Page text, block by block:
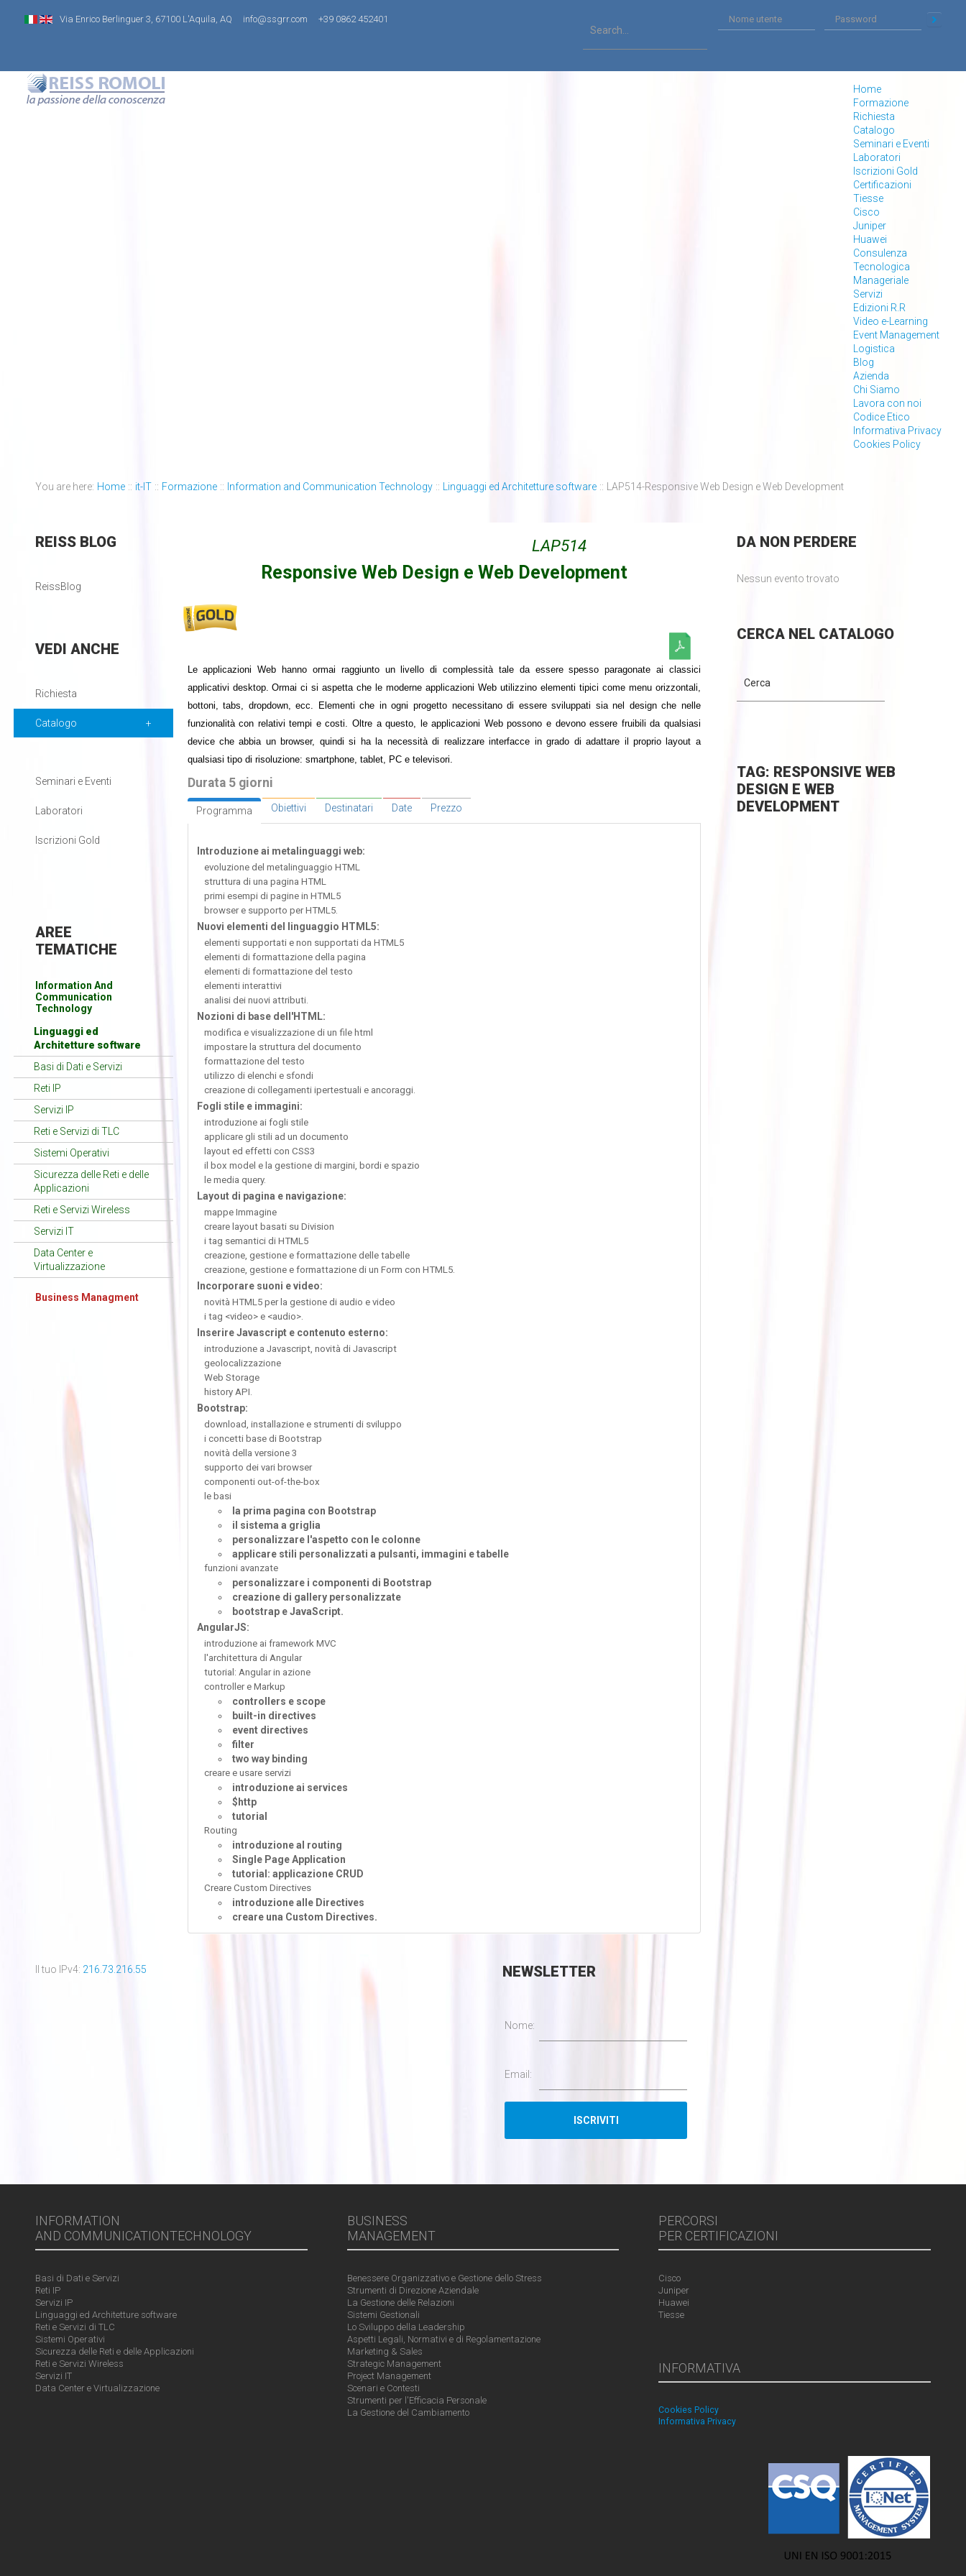
Via Enrico Berlinguer 3, 67100 L'Aquila, AQ info@ssgrr.com +39 0862 452401
Home
Formazione
Richiesta
Catalogo
Seminari e Eventi
Laboratori
Iscrizioni Gold
Certificazioni
Tiesse
Cisco
Juniper
Huawei
Consulenza
Tecnologica
Manageriale
Servizi
Edizioni R.R
Video e-Learning
Event Management
Logistica
Blog
Azienda
Chi Siamo
Lavora con noi
Codice Etico
Informativa Privacy
Cookies Policy
You are here: Home :: it-IT :: Formazione :: Information and Communication Technology :: Linguaggi ed Architetture software :: LAP514-Responsive Web Design e Web Development
LAP514
Responsive Web Design e Web Development
Le applicazioni Web hanno ormai raggiunto un livello di complessità tale da essere spesso paragonate ai classici
applicativi desktop. Ormai ci si aspetta che le moderne applicazioni Web utilizzino elementi tipici come menu orizzontali,
bottoni, tabs, dropdown, ecc. Elementi che in ogni progetto necessitano di essere sviluppati sia nel design che nelle
funzionalità con relativi tempi e costi. Oltre a questo, le applicazioni Web possono e devono essere fruibili da qualsiasi
device che abbia un browser, quindi si ha la necessità di realizzare interfacce in grado di adattare il proprio layout a
qualsiasi tipo di risoluzione: smartphone, tablet, PC e televisori.
Durata 5 giorni
Programma Obiettivi Destinatari Date Prezzo
Introduzione ai metalinguaggi web:
evoluzione del metalinguaggio HTML
struttura di una pagina HTML
primi esempi di pagine in HTML5
browser e supporto per HTML5.
Nuovi elementi del linguaggio HTML5:
elementi supportati e non supportati da HTML5
elementi di formattazione della pagina
elementi di formattazione del testo
elementi interattivi
analisi dei nuovi attributi.
Nozioni di base dell'HTML:
modifica e visualizzazione di un file html
impostare la struttura del documento
formattazione del testo
utilizzo di elenchi e sfondi
creazione di collegamenti ipertestuali e ancoraggi.
Fogli stile e immagini:
introduzione ai fogli stile
applicare gli stili ad un documento
layout ed effetti con CSS3
il box model e la gestione di margini, bordi e spazio
le media query.
Layout di pagina e navigazione:
mappe Immagine
creare layout basati su Division
i tag semantici di HTML5
creazione, gestione e formattazione delle tabelle
creazione, gestione e formattazione di un Form con HTML5.
Incorporare suoni e video:
novità HTML5 per la gestione di audio e video
i tag <video> e <audio>.
Inserire Javascript e contenuto esterno:
introduzione a Javascript, novità di Javascript
geolocalizzazione
Web Storage
history API.
Bootstrap:
download, installazione e strumenti di sviluppo
i concetti base di Bootstrap
novità della versione 3
supporto dei vari browser
componenti out-of-the-box
le basi
la prima pagina con Bootstrap
il sistema a griglia
personalizzare l'aspetto con le colonne
applicare stili personalizzati a pulsanti, immagini e tabelle
funzioni avanzate
personalizzare i componenti di Bootstrap
creazione di gallery personalizzate
bootstrap e JavaScript.
AngularJS:
introduzione ai framework MVC
l'architettura di Angular
tutorial: Angular in azione
controller e Markup
controllers e scope
built-in directives
event directives
filter
two way binding
creare e usare servizi
introduzione ai services
$http
tutorial
Routing
introduzione al routing
Single Page Application
tutorial: applicazione CRUD
Creare Custom Directives
introduzione alle Directives
creare una Custom Directives.
REISSBLOG
ReissBlog
VEDI ANCHE
Richiesta
Catalogo
Seminari e Eventi
Laboratori
Iscrizioni Gold
AREE
TEMATICHE
Information And
Communication
Technology
Linguaggi ed
Architetture software
Basi di Dati e Servizi
Reti IP
Servizi IP
Reti e Servizi di TLC
Sistemi Operativi
Sicurezza delle Reti e delle
Applicazioni
Reti e Servizi Wireless
Servizi IT
Data Center e
Virtualizzazione
Business Managment
DANON PERDERE
Nessun evento trovato
CERCANEL CATALOGO
TAG: RESPONSIVE WEB
DESIGN E WEB
DEVELOPMENT
Il tuo IPv4: 216.73.216.55 NEWSLETTER
Nome:
Email:
INFORMATION
AND COMMUNICATIONTECHNOLOGY
Basi di Dati e Servizi
Reti IP
Servizi IP
Linguaggi ed Architetture software
Reti e Servizi di TLC
Sistemi Operativi
Sicurezza delle Reti e delle Applicazioni
Reti e Servizi Wireless
Servizi IT
Data Center e Virtualizzazione
BUSINESS
MANAGEMENT
Benessere Organizzativo e Gestione dello Stress
Strumenti di Direzione Aziendale
La Gestione delle Relazioni
Sistemi Gestionali
Lo Sviluppo della Leadership
Aspetti Legali, Normativi e di Regolamentazione
Marketing & Sales
Strategic Management
Project Management
Scenari e Contesti
Strumenti per l'Efficacia Personale
La Gestione del Cambiamento
PERCORSI
PER CERTIFICAZIONI
Cisco
Juniper
Huawei
Tiesse
INFORMATIVA
Cookies Policy
Informativa Privacy